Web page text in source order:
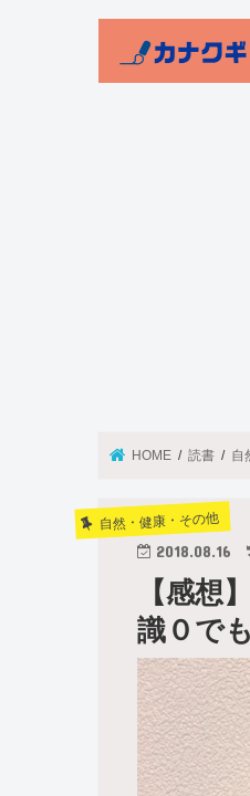
HOME 読書 自
自然・健康・その他
2018.08.16
【感想
識０で